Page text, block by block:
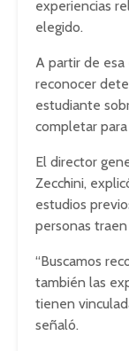
experiencias
elegido.
A partir de esa
reconocer
estudiante
completar
El director
Zecchini,
estudios
personas traen
“Buscamos
también las
tienen
señaló.